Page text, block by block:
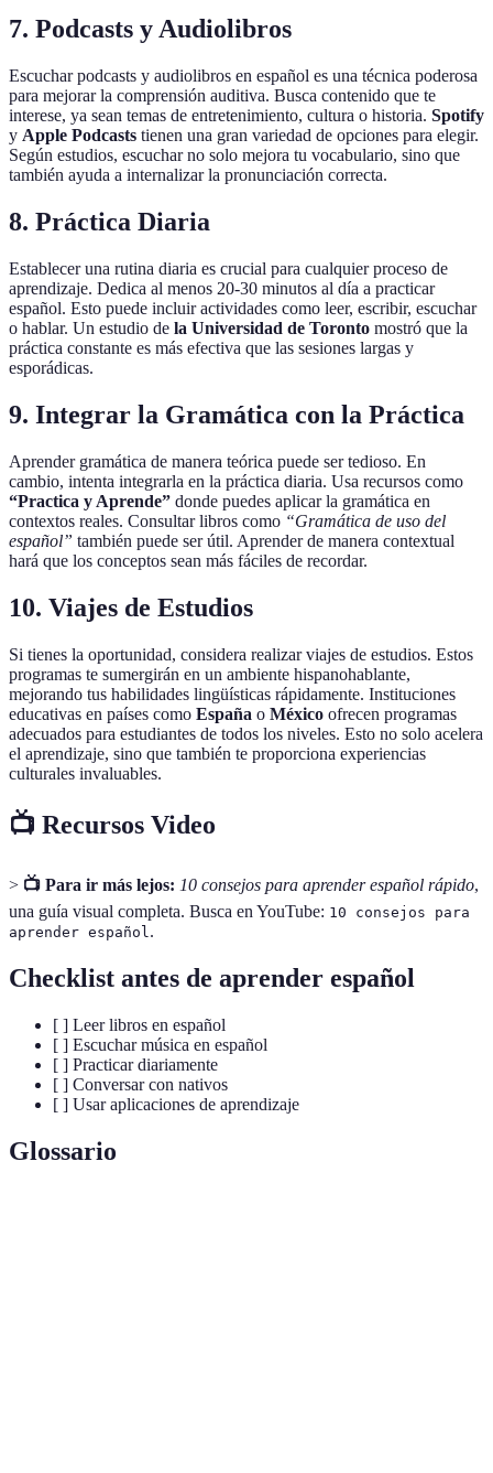
7. Podcasts y Audiolibros
Escuchar podcasts y audiolibros en español es una técnica poderosa
para mejorar la comprensión auditiva. Busca contenido que te
interese, ya sean temas de entretenimiento, cultura o historia. Spotify
y Apple Podcasts tienen una gran variedad de opciones para elegir.
Según estudios, escuchar no solo mejora tu vocabulario, sino que
también ayuda a internalizar la pronunciación correcta.
8. Práctica Diaria
Establecer una rutina diaria es crucial para cualquier proceso de
aprendizaje. Dedica al menos 20-30 minutos al día a practicar
español. Esto puede incluir actividades como leer, escribir, escuchar
o hablar. Un estudio de la Universidad de Toronto mostró que la
práctica constante es más efectiva que las sesiones largas y
esporádicas.
9. Integrar la Gramática con la Práctica
Aprender gramática de manera teórica puede ser tedioso. En
cambio, intenta integrarla en la práctica diaria. Usa recursos como
“Practica y Aprende” donde puedes aplicar la gramática en
contextos reales. Consultar libros como “Gramática de uso del
español” también puede ser útil. Aprender de manera contextual
hará que los conceptos sean más fáciles de recordar.
10. Viajes de Estudios
Si tienes la oportunidad, considera realizar viajes de estudios. Estos
programas te sumergirán en un ambiente hispanohablante,
mejorando tus habilidades lingüísticas rápidamente. Instituciones
educativas en países como España o México ofrecen programas
adecuados para estudiantes de todos los niveles. Esto no solo acelera
el aprendizaje, sino que también te proporciona experiencias
culturales invaluables.
📺 Recursos Video
> 📺 Para ir más lejos: 10 consejos para aprender español rápido,
una guía visual completa. Busca en YouTube: 10 consejos para
aprender español.
Checklist antes de aprender español
[ ] Leer libros en español
[ ] Escuchar música en español
[ ] Practicar diariamente
[ ] Conversar con nativos
[ ] Usar aplicaciones de aprendizaje
Glossario